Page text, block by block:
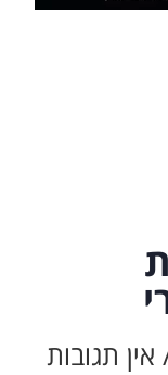
אין תגובות